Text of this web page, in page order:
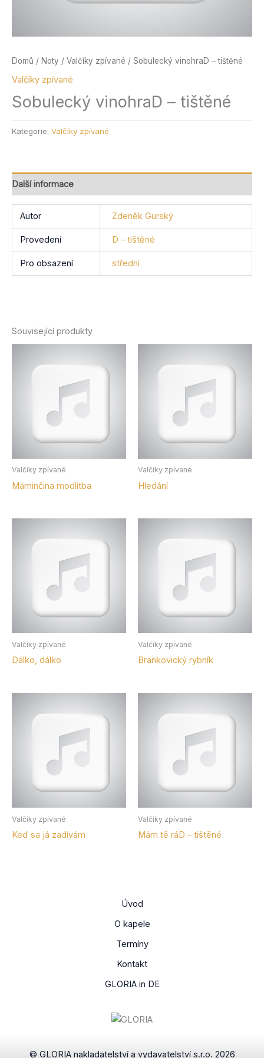
Domů / Noty / Valčíky zpívané / Sobulecký vinohraD – tištěné
Valčíky zpívané
Sobulecký vinohraD – tištěné
Kategorie: Valčíky zpívané
Další informace
Autor Zdeněk Gurský
Provedení D – tištěné
Pro obsazení střední
Související produkty
Valčíky zpívané
Maminčina modlitba
Valčíky zpívané
Hledání
Valčíky zpívané
Dálko, dálko
Valčíky zpívané
Brankovický rybník
Valčíky zpívané
Keď sa já zadívám
Valčíky zpívané
Mám tě ráD – tištěné
Úvod
O kapele
Termíny
Kontakt
GLORIA in DE
© GLORIA nakladatelství a vydavatelství s.r.o. 2026